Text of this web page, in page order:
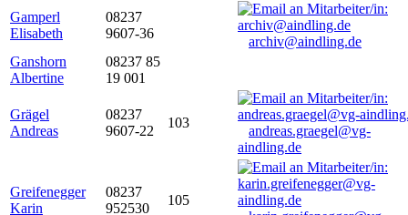
Gamperl
Elisabeth
08237
9607-36
archiv@aindling.de
Ganshorn
Albertine
08237 85
19 001
Grägel
Andreas
08237
9607-22
103
andreas.graegel@vg-
aindling.de
Greifenegger
Karin
08237
952530
105